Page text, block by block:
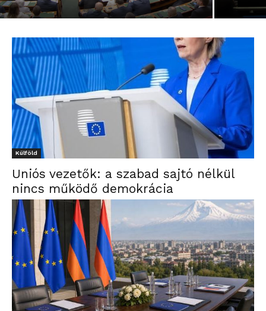
Külföld
Uniós vezetők: a szabad sajtó nélkül
nincs működő demokrácia